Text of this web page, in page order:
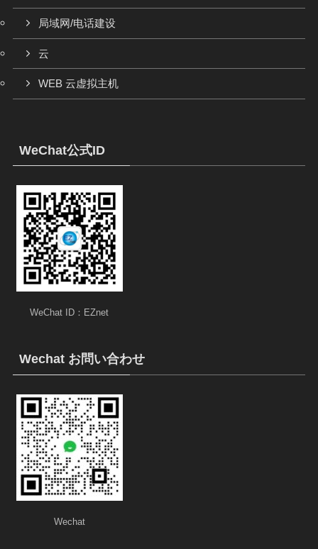
局域网/电话建设
云
WEB 云虚拟主机
WeChat公式ID
WeChat ID：EZnet
Wechat お問い合わせ
Wechat